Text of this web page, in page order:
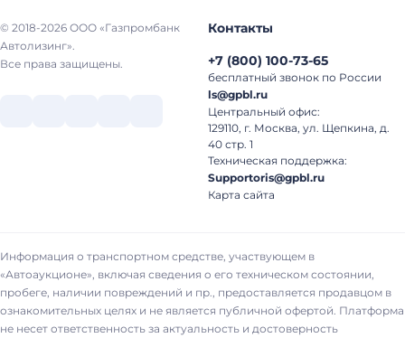
© 2018-2026 ООО «Газпромбанк
Автолизинг».
Все права защищены.
Контакты
+7 (800) 100-73-65
бесплатный звонок по России
ls@gpbl.ru
Центральный офис:
129110, г. Москва, ул. Щепкина, д.
40 стр. 1
Техническая поддержка:
Supportoris@gpbl.ru
Карта сайта
Информация о транспортном средстве, участвующем в
«Автоаукционе», включая сведения о его техническом состоянии,
пробеге, наличии повреждений и пр., предоставляется продавцом в
ознакомительных целях и не является публичной офертой. Платформа
не несет ответственность за актуальность и достоверность